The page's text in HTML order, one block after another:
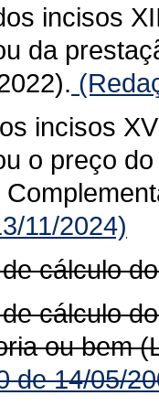
incisos
da
incisos
o preço
11/2024)
cálculo
cálculo
ou bem
de 14/05/